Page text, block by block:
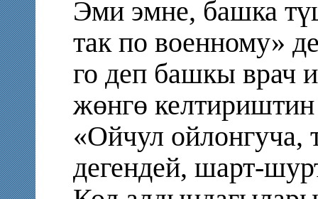
Эми эмне, башка
так по военному»
го деп башкы врач
жөнгө
«Ойчул
дегендей, шарт-